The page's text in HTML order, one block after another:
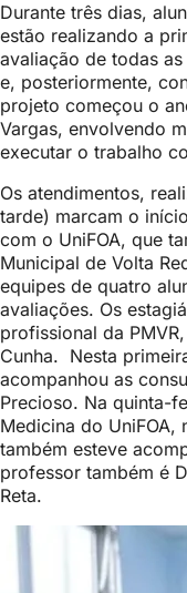
Durante três dias,
estão realizando a
avaliação de todas
e, posteriormente,
projeto começou o
Vargas, envolvendo
executar o trabalho
Os atendimentos,
tarde) marcam o
com o UniFOA, que
Municipal de Volta
equipes de quatro
avaliações. Os
profissional da
Cunha. Nesta
acompanhou as
Precioso. Na quinta-
Medicina do
também esteve
professor também é
Reta.